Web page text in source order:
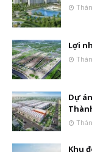
Lợi
Dự
Khu